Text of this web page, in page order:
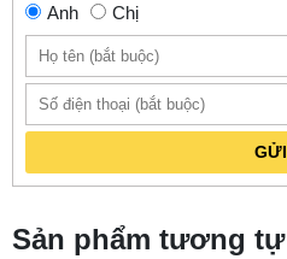
Anh Chị
GỬI
Sản phẩm tương tự